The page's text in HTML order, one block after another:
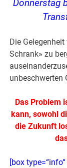
Donnerstag
Die
Schrank» zu
unbeschwerten
Das Problem
kann, sowohl
die Zukunft
[box